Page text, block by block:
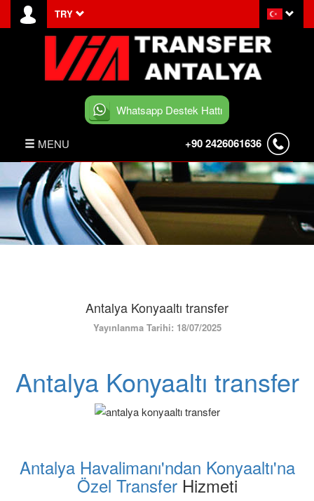
TRY
Whatsapp Destek Hattı
MENU +90 2426061636
ANASAYFA
HABERLER
BELEK TRANSFER
ÜYE GİRİŞİ / KAYIT
Antalya Konyaaltı transfer
Yayınlanma Tarihi: 18/07/2025
Antalya Konyaaltı transfer
Antalya Havalimanı'ndan Konyaaltı'na
Özel Transfer Hizmeti